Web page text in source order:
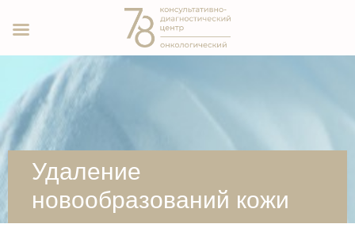
Удаление
новообразований кожи